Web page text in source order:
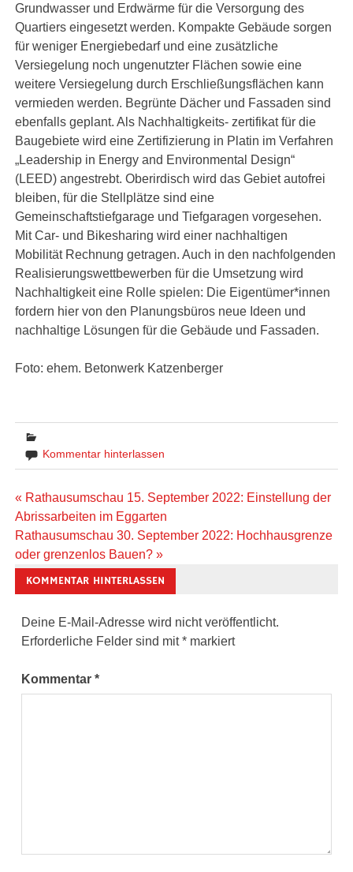
Grundwasser und Erdwärme für die Versorgung des
Quartiers eingesetzt werden. Kompakte Gebäude sorgen
für weniger Energiebedarf und eine zusätzliche
Versiegelung noch ungenutzter Flächen sowie eine
weitere Versiegelung durch Erschließungsflächen kann
vermieden werden. Begrünte Dächer und Fassaden sind
ebenfalls geplant. Als Nachhaltigkeits- zertifikat für die
Baugebiete wird eine Zertifizierung in Platin im Verfahren
„Leadership in Energy and Environmental Design“
(LEED) angestrebt. Oberirdisch wird das Gebiet autofrei
bleiben, für die Stellplätze sind eine
Gemeinschaftstiefgarage und Tiefgaragen vorgesehen.
Mit Car- und Bikesharing wird einer nachhaltigen
Mobilität Rechnung getragen. Auch in den nachfolgenden
Realisierungswettbewerben für die Umsetzung wird
Nachhaltigkeit eine Rolle spielen: Die Eigentümer*innen
fordern hier von den Planungsbüros neue Ideen und
nachhaltige Lösungen für die Gebäude und Fassaden.
Foto: ehem. Betonwerk Katzenberger
Kommentar hinterlassen
Beitragsnavigation
« Rathausumschau 15. September 2022: Einstellung der
Abrissarbeiten im Eggarten
Rathausumschau 30. September 2022: Hochhausgrenze
oder grenzenlos Bauen? »
KOMMENTAR HINTERLASSEN
Deine E-Mail-Adresse wird nicht veröffentlicht.
Erforderliche Felder sind mit* markiert
Kommentar*